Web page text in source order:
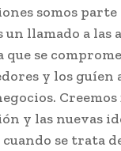
somos parte
un llamado a las
que se
y los guíen
y las nuevas
se trata